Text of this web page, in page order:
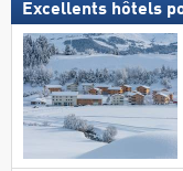
Excellents hôtels